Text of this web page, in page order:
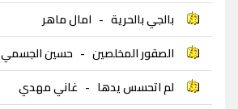
بالجي بالحرية - امال ماهر
الصقور المخلصين - حسين الجسمي
لم اتحسس يدها - غاني مهدي